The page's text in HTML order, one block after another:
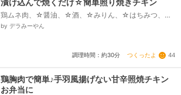
漬け込んで焼くだけ☆簡単照り焼きチキン
鶏ムネ肉、☆醤油、☆酒、☆みりん、☆はちみつ、☆
生姜チューブ、☆にんにくチューブ、油
by デラみーやん
調理時間：約30分 つくったよ 44
鶏胸肉で簡単♪手羽風揚げない甘辛照焼チキン
お弁当に